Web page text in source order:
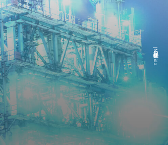
日記|株式会社Nishida